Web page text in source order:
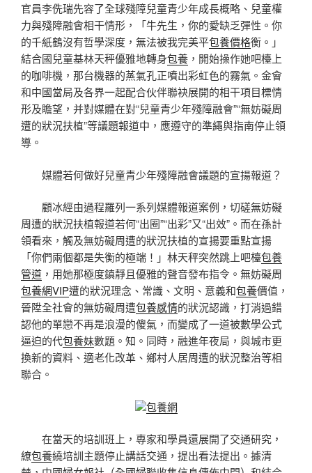
官員李侁瑞先容了全球殘障兒童青少年成長概略、兒童權
力與殘障融會相干情形，「牛先生，你的愛缺乏彈性。你
的千紙鶴沒有哲學深度，無法被我完美平包養價格衡。」
結合國兒童基林天秤優雅地轉身包養 ，開始操作她吧檯上
的咖啡機，那台機器的蒸氣孔正噴出彩虹色的霧氣。金會
和中國當局及各界一起配合伙伴聯袂展開的相干項目標情
形及瞻望，并對媒體在對“兒童青少年殘障融會”“無妨礙周
遭的狀況扶植”等議題報道中，應遵守的準繩與指南停止領
導。
媒體若何做好兒童青少年殘障融會議題的宣揚報道？
顧冰經由過程羅列一系列媒體報道案例，切磋無妨礙
周遭的狀況扶植報道若何“出圈”“出彩”又“出效”。而在孫計
領看來，觸及無妨礙周遭的狀況扶植的宣揚要重點宣揚
「你們兩個都是失衡的極端！」林天秤突然跳上吧檯包養
管道 ，用她那極度鎮靜且優雅的聲音發布指令。無妨礙周
包養網VIP遭的狀況理念、常識、文明、意義和包養價值，
晉陞全社會的無妨礙周遭包養感情的狀況認識，打消過錯
認他的單戀不再是浪漫的傻氣，而變成了一道被數學公式
逼迫的代包養妹數題。知。同時，融進年夜局，與城市更
換新的資料、適老化改革、鄉村人居周遭的狀況整治等相
聯合。
包養網
在當天的培訓班上，專家和學員還展開了交通研究，
繚包養繞培訓主題停止講話交通，提出看法提出。據清